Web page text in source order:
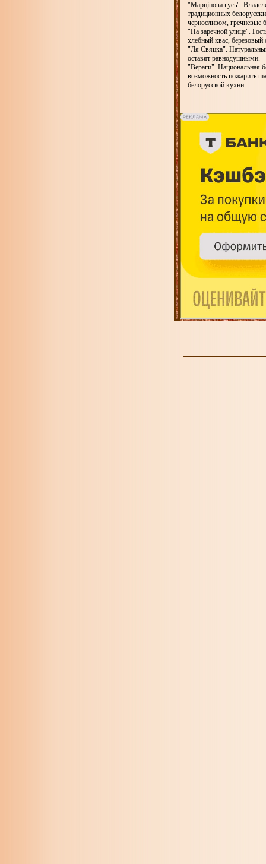
"Марцінова гусь".
традиционных
черносливом, гречневые
"На заречной улице".
хлебный квас,
"Ля Свяцка".
оставят равнодушными.
"Вераги". Национальная
возможность пожарить
белорусской кухни.